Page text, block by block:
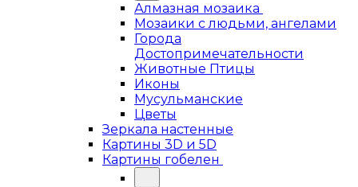
Алмазная мозаика
Мозаики с людьми, ангелами
Города
Достопримечательности
Животные Птицы
Иконы
Мусульманские
Цветы
Зеркала настенные
Картины 3D и 5D
Картины гобелен